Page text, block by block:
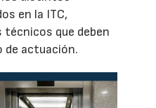
en la ITC,
que deben
de actuación.